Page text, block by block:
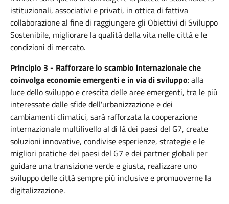
istituzionali, associativi e privati, in ottica di fattiva
collaborazione al fine di raggiungere gli Obiettivi di Sviluppo
Sostenibile, migliorare la qualità della vita nelle città e le
condizioni di mercato.
Principio 3 - Rafforzare lo scambio internazionale che
coinvolga economie emergenti e in via di sviluppo: alla
luce dello sviluppo e crescita delle aree emergenti, tra le più
interessate dalle sfide dell'urbanizzazione e dei
cambiamenti climatici, sarà rafforzata la cooperazione
internazionale multilivello al di là dei paesi del G7, create
soluzioni innovative, condivise esperienze, strategie e le
migliori pratiche dei paesi del G7 e dei partner globali per
guidare una transizione verde e giusta, realizzare uno
sviluppo delle città sempre più inclusive e promuoverne la
digitalizzazione.